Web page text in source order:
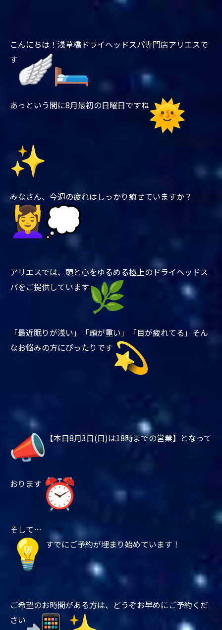
こんにちは！浅草橋ドライヘッドスパ専門店アリエスで
す
あっという間に8月最初の日曜日ですね
みなさん、今週の疲れはしっかり癒せていますか？
アリエスでは、 頭と心をゆるめる極上のドライヘッドス
パをご提供しています
「最近眠りが浅い」「頭が重い」「目が疲れてる」 そん
なお悩みの方にぴったりです
【本日8月3日(日)は18時までの営業】となって
おります
そして…
すでにご予約が埋まり始めています！
ご希望のお時間がある方は、どうぞお早めにご予約くだ
さい